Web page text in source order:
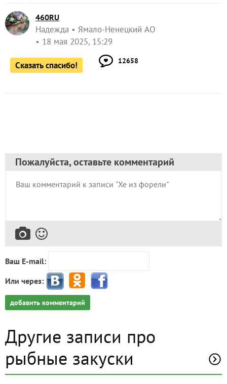
460RU
Надежда
Ямало-Ненецкий АО
18 мая 2025, 15:29
Сказать спасибо! 12658
Пожалуйста, оставьте комментарий
Ваш E-mail:
Или через:
добавить комментарий
Другие записи про
рыбные закуски